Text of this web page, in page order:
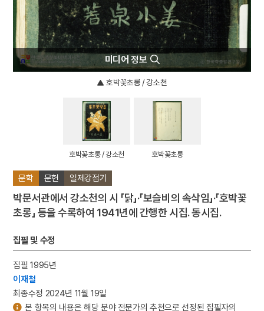
문학 문헌 일제강점기
박문서관에서 강소천의 시 「닭」·「보슬비의 속삭임」·「호박꽃
초롱」 등을 수록하여 1941년에 간행한 시집. 동시집.
집필 및 수정
집필 1995년
이재철
최종수정 2024년 11월 19일
미디어 정보
호박꽃초롱 / 강소천
호박꽃초롱 / 강소천 호박꽃초롱
본 항목의 내용은 해당 분야 전문가의 추천으로 선정된 집필자의